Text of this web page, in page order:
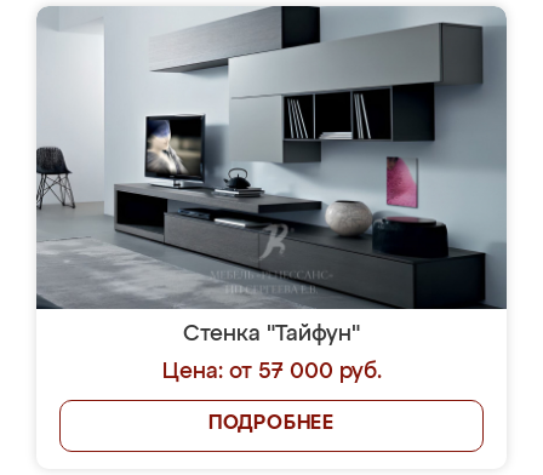
Стенка "Тайфун"
Цена: от 57 000 руб.
ПОДРОБНЕЕ